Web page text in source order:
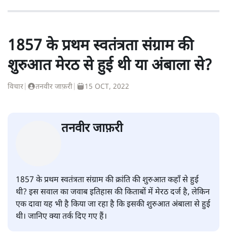
1857 के प्रथम स्वतंत्रता संग्राम की
शुरुआत मेरठ से हुई थी या अंबाला से?
विचार तनवीर जाफ़री 15 OCT, 2022